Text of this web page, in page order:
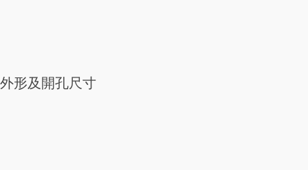
外形及開孔尺寸